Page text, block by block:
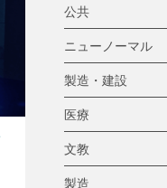
公共
ニューノーマル
製造・建設
医療
文教
製造